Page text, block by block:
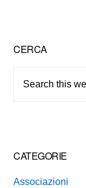
Primary
Sidebar
CERCA
CATEGORIE
Associazioni